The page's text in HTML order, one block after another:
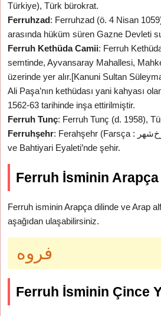
Türkiye), Türk bürokrat.
Ferruhzad: Ferruhzad (ö. 4 Nisan
arasında hüküm süren Gazne Devleti
Ferruh Kethüda Camii: Ferruh
semtinde, Ayvansaray Mahallesi,
üzerinde yer alır.[Kanuni Sultan
Ali Paşa’nın kethüdası yani kahyası
1562-63 tarihinde inşa ettirilmiştir.
Ferruh Tunç: Ferruh Tunç (d. 1958),
Ferruhşehr: Ferahşehr (Farsça : فرخ‌شهر ), İran’ın Çaharmahal
ve Bahtiyari Eyaleti’nde şehir.
Ferruh İsminin Arapça
Ferruh isminin Arapça dilinde ve Arap
aşağıdan ulaşabilirsiniz.
فروه
Ferruh İsminin Çince